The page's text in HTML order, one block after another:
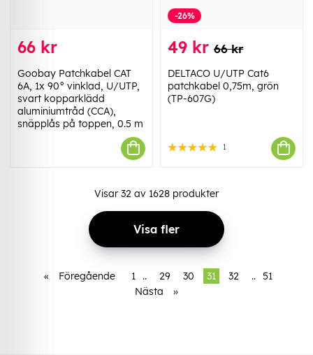
66 kr
Goobay Patchkabel CAT
6A, 1x 90° vinklad, U/UTP,
svart kopparklädd
aluminiumtråd (CCA),
snäpplås på toppen, 0.5 m
-26%
49 kr 66 kr
DELTACO U/UTP Cat6
patchkabel 0,75m, grön
(TP-607G)
1
Visar 32 av 1628 produkter
Visa fler
« Föregående 1 .. 29 30 31 32 .. 51
Nästa
»